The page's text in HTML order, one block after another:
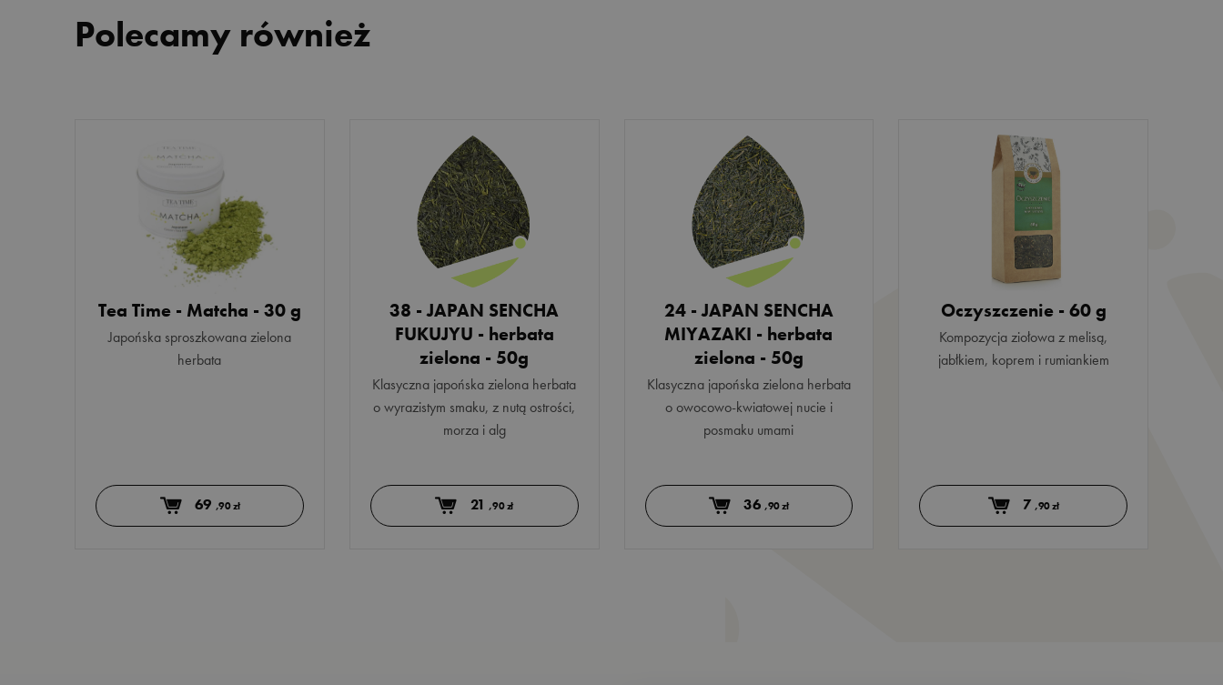
Polecamy również
Tea Time - Matcha - 30 g
Japońska sproszkowana zielona
herbata
69 ,90 zł
38 - JAPAN SENCHA
FUKUJYU - herbata
zielona - 50g
Klasyczna japońska zielona herbata
o wyrazistym smaku, z nutą ostrości,
morza i alg
21 ,90 zł
24 - JAPAN SENCHA
MIYAZAKI - herbata
zielona - 50g
Klasyczna japońska zielona herbata
o owocowo-kwiatowej nucie i
posmaku umami
36 ,90 zł
Oczyszczenie - 60 g
Kompozycja ziołowa z melisą,
jabłkiem, koprem i rumiankiem
7 ,90 zł